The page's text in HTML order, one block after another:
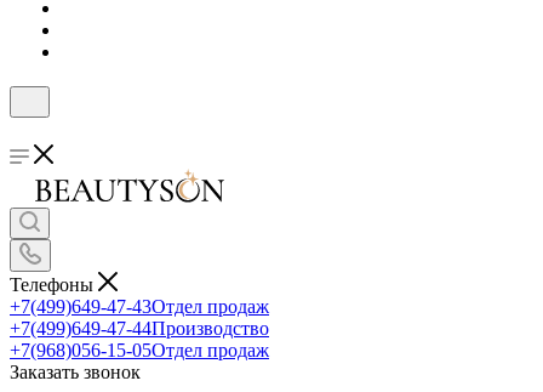
Телефоны
+7(499)649-47-43Отдел продаж
+7(499)649-47-44Производство
+7(968)056-15-05Отдел продаж
Заказать звонок